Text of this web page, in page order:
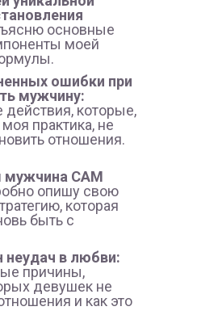
ошибки при
мужчину:
действия, которые,
практика, не
отношения.
неудач в любви:
причины,
девушек не
и как это
мужчина САМ
опишу свою
которая
быть с
основные
моей